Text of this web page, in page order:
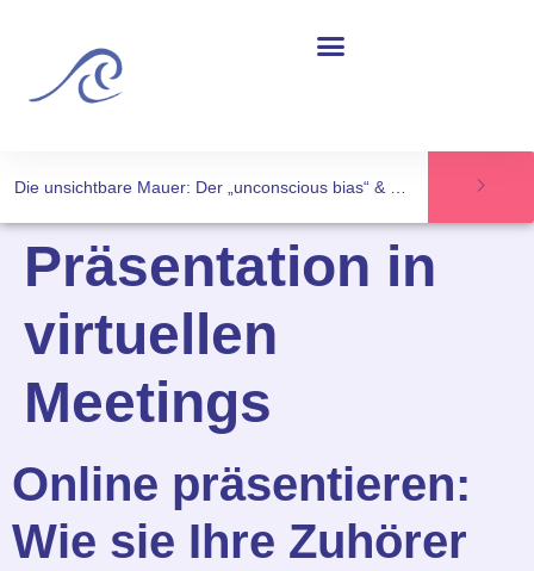
Präsentation in
virtuellen
Meetings
Online präsentieren:
Wie sie Ihre Zuhörer